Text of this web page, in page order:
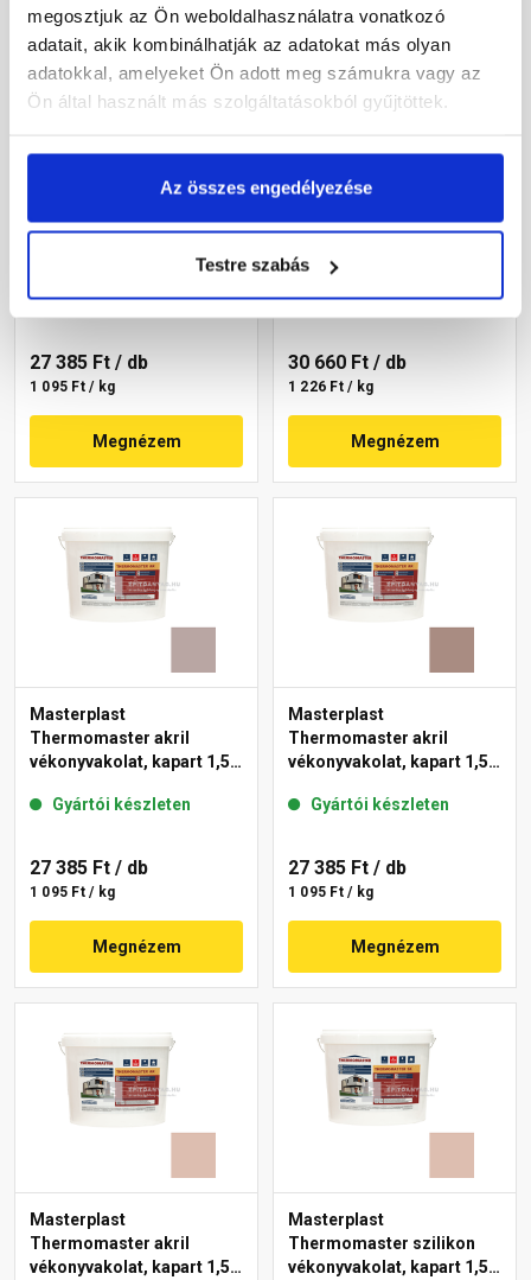
megosztjuk az Ön weboldalhasználatra vonatkozó
adatait, akik kombinálhatják az adatokat más olyan
adatokkal, amelyeket Ön adott meg számukra vagy az
Ön által használt más szolgáltatásokból gyűjtöttek.
Az összes engedélyezése
Testre szabás
Thermomaster akril
vékonyvakolat, kapart 2
Gyártói készleten
27 385 Ft / db
1 095 Ft / kg
Megnézem
Thermomaster szilikon
vékonyvakolat,
gördülőszemcsés 2 mm
14-C 25 kg
Gyártói készleten
30 660 Ft / db
1 226 Ft / kg
Megnézem
Masterplast
Thermomaster akril
vékonyvakolat, kapart 1,5
Gyártói készleten
27 385 Ft / db
1 095 Ft / kg
Megnézem
Masterplast
Thermomaster akril
vékonyvakolat, kapart 1,5
Gyártói készleten
27 385 Ft / db
1 095 Ft / kg
Megnézem
Masterplast
Thermomaster akril
vékonyvakolat, kapart 1,5
Masterplast
Thermomaster szilikon
vékonyvakolat, kapart 1,5